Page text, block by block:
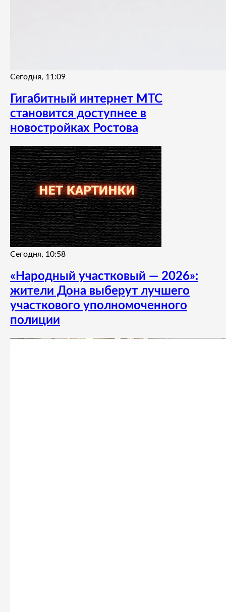
Сегодня, 11:09
Гигабитный интернет МТС
становится доступнее в
новостройках Ростова
Сегодня, 10:58
«Народный участковый — 2026»:
жители Дона выберут лучшего
участкового уполномоченного
полиции